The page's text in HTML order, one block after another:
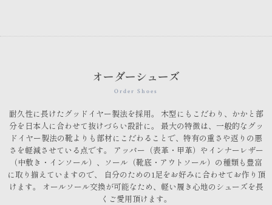
オーダーシューズ
Order Shoes
耐久性に長けたグッドイヤー製法を採用。
木型にもこだわり、かかと部
分を日本人に合わせて抜けづらい設計に。
最大の特徴は、一般的なグッ
ドイヤー製法の靴よりも部材にこだわることで、特有の重さや返りの悪
さを軽減させている点です。
アッパー（表革・甲革）やインナーレザー
（中敷き・インソール）、ソール（靴底・アウトソール）の種類も豊富
に取り揃えていますので、
自分のための1足をお好みに合わせてお作り頂
けます。
オールソール交換が可能なため、軽い履き心地のシューズを長
くご愛用頂けます。